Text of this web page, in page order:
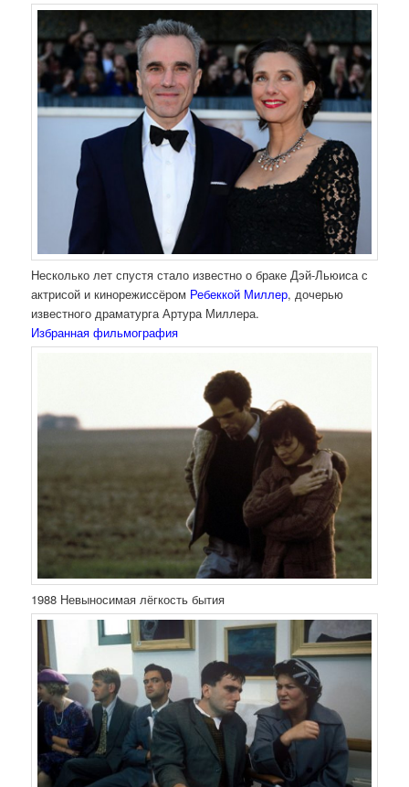
Несколько лет спустя стало известно о браке Дэй-Льюиса с
актрисой и кинорежиссёром Ребеккой Миллер, дочерью
известного драматурга Артура Миллера.
Избранная фильмография
1988 Невыносимая лёгкость бытия